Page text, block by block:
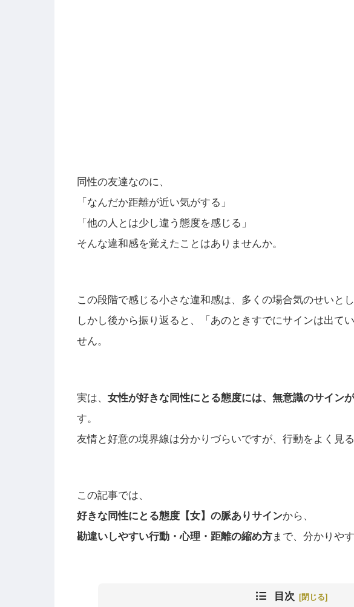
同性の友達なのに、
「なんだか距離が近い気がする」
「他の人とは少し違う態度を感じる」
そんな違和感を覚えたことはありませんか。
この段階で感じる小さな違和感は、多くの場合気のせいと
しかし後から振り返ると、「あのときすでにサインは出て
せん。
実は、 女性が好きな同性にとる態度には、無意識のサイン
す。
友情と好意の境界線は分かりづらいですが、行動をよく見
この記事では、
好きな同性にとる態度【女】の脈ありサインから、
勘違いしやすい行動・心理・距離の縮め方まで、分かりや
目次